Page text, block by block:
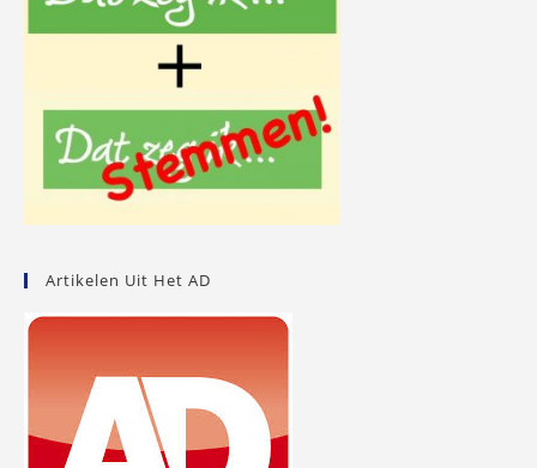
Artikelen Uit Het AD